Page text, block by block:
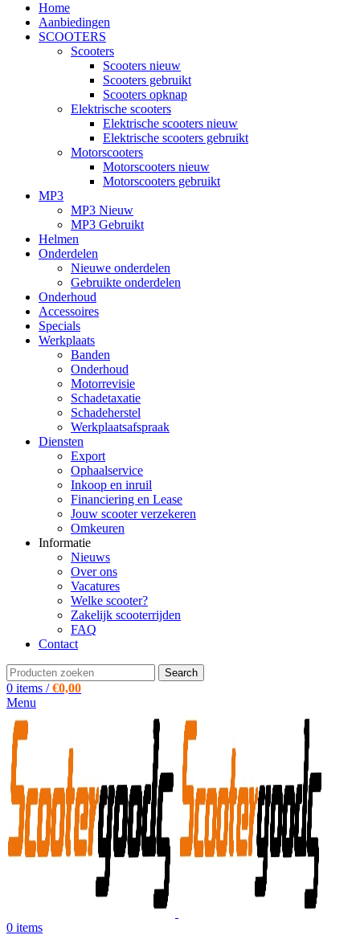
Home
Aanbiedingen
SCOOTERS
Scooters
Scooters nieuw
Scooters gebruikt
Scooters opknap
Elektrische scooters
Elektrische scooters nieuw
Elektrische scooters gebruikt
Motorscooters
Motorscooters nieuw
Motorscooters gebruikt
MP3
MP3 Nieuw
MP3 Gebruikt
Helmen
Onderdelen
Nieuwe onderdelen
Gebruikte onderdelen
Onderhoud
Accessoires
Specials
Werkplaats
Banden
Onderhoud
Motorrevisie
Schadetaxatie
Schadeherstel
Werkplaatsafspraak
Diensten
Export
Ophaalservice
Inkoop en inruil
Financiering en Lease
Jouw scooter verzekeren
Omkeuren
Informatie
Nieuws
Over ons
Vacatures
Welke scooter?
Zakelijk scooterrijden
FAQ
Contact
Search
0 items / €0,00
Menu
0 items